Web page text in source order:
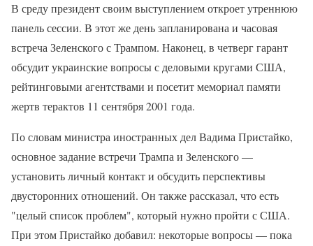
В среду президент своим выступлением откроет утреннюю
панель сессии. В этот же день запланирована и часовая
встреча Зеленского с Трампом. Наконец, в четверг гарант
обсудит украинские вопросы с деловыми кругами США,
рейтинговыми агентствами и посетит мемориал памяти
жертв терактов 11 сентября 2001 года.
По словам министра иностранных дел Вадима Пристайко,
основное задание встречи Трампа и Зеленского —
установить личный контакт и обсудить перспективы
двусторонних отношений. Он также рассказал, что есть
"целый список проблем", который нужно пройти с США.
При этом Пристайко добавил: некоторые вопросы — пока